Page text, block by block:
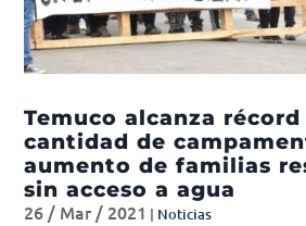
Temuco alcanza
cantidad de
aumento de familias
sin acceso a agua
26 / Mar / 2021 | Noticias